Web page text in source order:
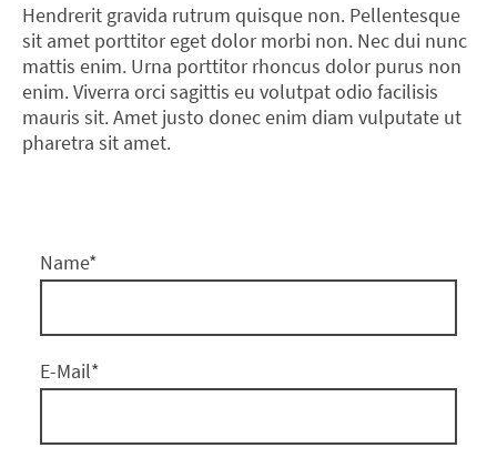
Hendrerit gravida rutrum quisque non. Pellentesque
sit amet porttitor eget dolor morbi non. Nec dui nunc
mattis enim. Urna porttitor rhoncus dolor purus non
enim. Viverra orci sagittis eu volutpat odio facilisis
mauris sit. Amet justo donec enim diam vulputate ut
pharetra sit amet.
Name*
E-Mail*